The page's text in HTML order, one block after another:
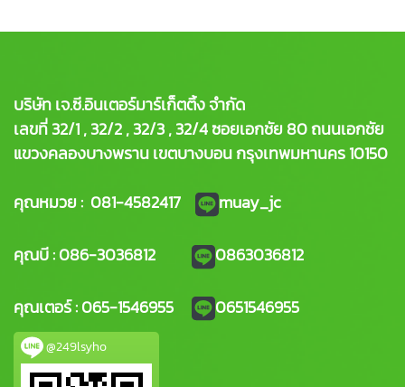
บริษัท เจ.ซี.อินเตอร์มาร์เก็ตติ้ง จำกัด
เลขที่ 32/1 , 32/2 , 32/3 , 32/4 ซอยเอกชัย 80 ถนนเอกชัย
แขวงคลองบางพราน เขตบางบอน กรุงเทพมหานคร 10150
คุณหมวย : 081-4582417
muay_jc
คุณบี : 086-3036812 0863036812
คุณเตอร์ : 065-1546955 0651546955
@249lsyho